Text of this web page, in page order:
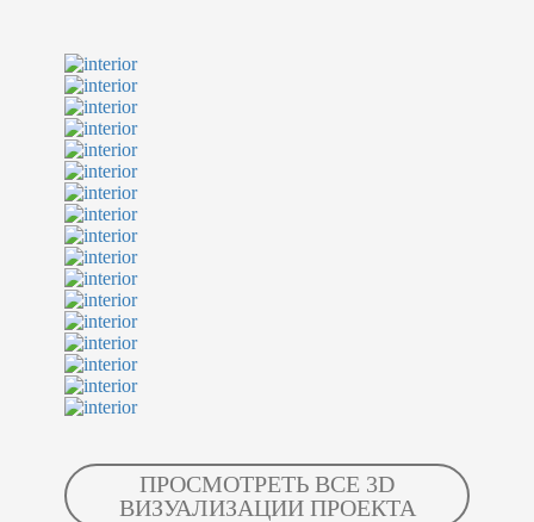
ПРОСМОТРЕТЬ ВСЕ 3D
ВИЗУАЛИЗАЦИИ ПРОЕКТА